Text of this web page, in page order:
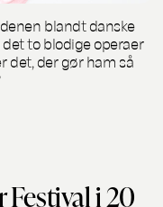
blandt danske
to blodige operaer
det, der gør ham så
Festival i 20